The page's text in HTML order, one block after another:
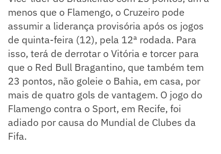
menos que o Flamengo, o Cruzeiro pode
assumir a liderança provisória após os jogos
de quinta-feira (12), pela 12ª rodada. Para
isso, terá de derrotar o Vitória e torcer para
que o Red Bull Bragantino, que também tem
23 pontos, não goleie o Bahia, em casa, por
mais de quatro gols de vantagem. O jogo do
Flamengo contra o Sport, em Recife, foi
adiado por causa do Mundial de Clubes da
Fifa.